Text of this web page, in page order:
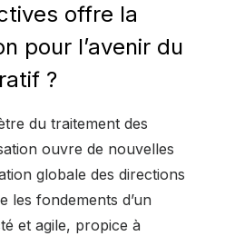
offre la
pour l’avenir du
?
du traitement des
ouvre de nouvelles
globale des directions
les fondements d’un
et agile, propice à